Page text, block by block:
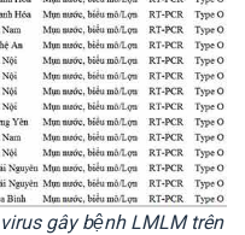
gây bệnh LMLM trên